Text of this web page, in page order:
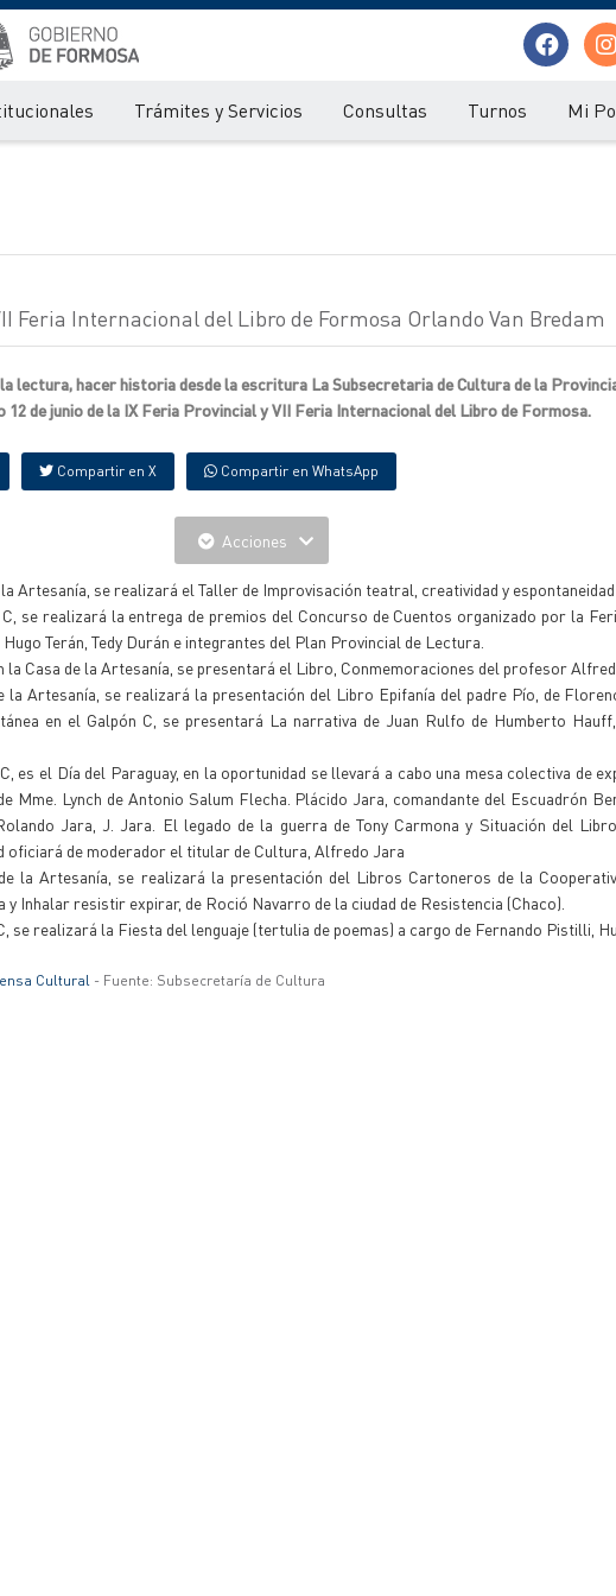
Trámites y Servicios Consultas Turnos Mi
Feria Internacional del Libro de Formosa Orlando Van Bredam
lectura, hacer historia desde la escritura La Subsecretaria de Cultura de la
12 de junio de la IX Feria Provincial y VII Feria Internacional del Libro de Formosa.
Compartir en X Compartir en WhatsApp
Acciones
la Artesanía, se realizará el Taller de Improvisación teatral, creatividad y
se realizará la entrega de premios del Concurso de Cuentos organizado por la
Terán, Tedy Durán e integrantes del Plan Provincial de Lectura.
la Casa de la Artesanía, se presentará el Libro, Conmemoraciones del profesor
la Artesanía, se realizará la presentación del Libro Epifanía del padre Pío, de
en el Galpón C, se presentará La narrativa de Juan Rulfo de Humberto
es el Día del Paraguay, en la oportunidad se llevará a cabo una mesa colectiva de
Mme. Lynch de Antonio Salum Flecha. Plácido Jara, comandante del Escuadrón
Jara, J. Jara. El legado de la guerra de Tony Carmona y Situación del
oficiará de moderador el titular de Cultura, Alfredo Jara
la Artesanía, se realizará la presentación del Libros Cartoneros de la
Inhalar resistir expirar, de Roció Navarro de la ciudad de Resistencia (Chaco).
se realizará la Fiesta del lenguaje (tertulia de poemas) a cargo de Fernando Pistilli,
Cultural - Fuente: Subsecretaría de Cultura